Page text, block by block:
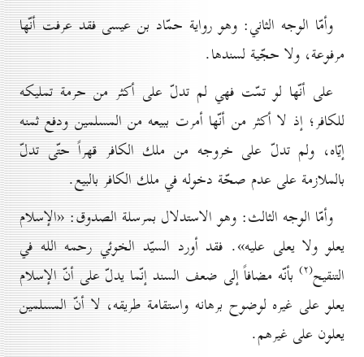
وأمّا الوجه الثاني: وهو رواية حمّاد بن عيسى فقد عرفت أنّها
مرفوعة، ولا حجّية لسندها.
على أنّها لو تمّت فهي لم تدلّ على أكثر من حرمة تمليكه
للكافر؛ إذ لا أكثر من أنّها أمرت ببيعه من المسلمين ودفع ثمنه
إيّاه، ولم تدلّ على خروجه من ملك الكافر قهراً حتّى تدلّ
بالملازمة على عدم صحّة دخوله في ملك الكافر بالبيع.
وأمّا الوجه الثالث: وهو الاستدلال بمرسلة الصدوق: «الإسلام
يعلو ولا يعلى عليه». فقد أورد السيّد الخوئي رحمه الله في
التنقيح(۲)
بأنّه مضافاً إلى ضعف السند إنّما يدلّ على أنّ الإسلام
يعلو على غيره لوضوح برهانه واستقامة طريقه، لا أنّ المسلمين
يعلون على غيرهم.